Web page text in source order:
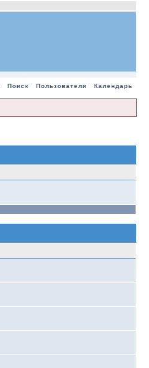
Поиск Пользователи Календарь